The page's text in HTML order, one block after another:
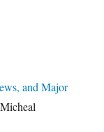
and Major